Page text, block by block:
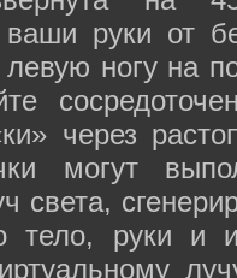
руки от
левую ногу на
через
могут
света,
тело, руки и